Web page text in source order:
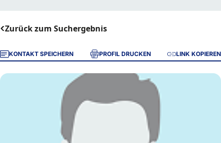
Zurück zum Suchergebnis
KONTAKT SPEICHERN PROFIL DRUCKEN LINK KOPIEREN